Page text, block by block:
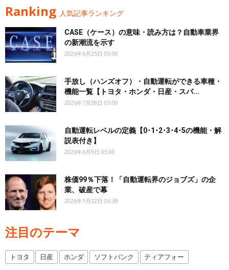
Ranking 人気記事ランキング
CASE（ケース）の意味・読み方は？自動車業界
の新潮流を示す
2026年6月25日 05:00
手放し（ハンズオフ）・自動運転ができる車種・
機能一覧【トヨタ・ホンダ・日産・スバ...
2026年7月28日 05:00
自動運転レベルの定義【0･1･2･3･4･5の機能・解
説表付き】
2026年6月9日 05:00
株価99％下落！「自動運転界のジョブズ」の企
業、破産で幕
2026年1月22日 06:39
注目のテーマ
トヨタ 日産 ホンダ ソフトバンク ティアフォー